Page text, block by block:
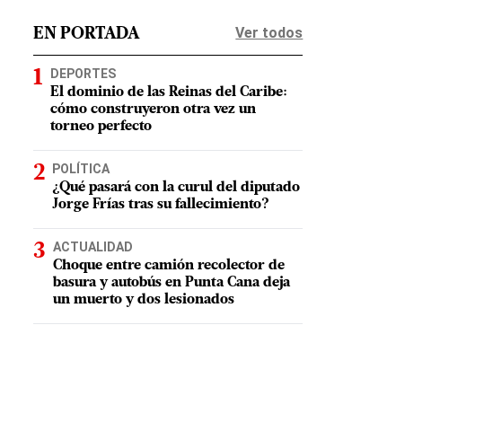
EN PORTADA Ver todos
DEPORTES
El dominio de las Reinas del Caribe:
cómo construyeron otra vez un
torneo perfecto
POLÍTICA
¿Qué pasará con la curul del diputado
Jorge Frías tras su fallecimiento?
ACTUALIDAD
Choque entre camión recolector de
basura y autobús en Punta Cana deja
un muerto y dos lesionados